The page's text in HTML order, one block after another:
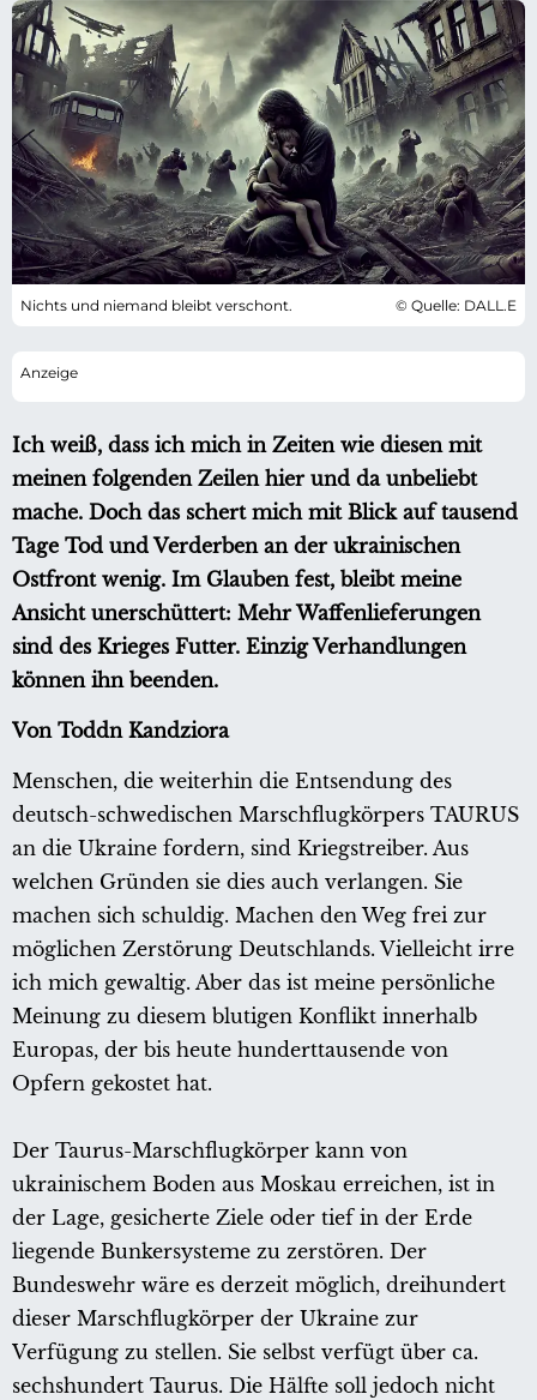
Nichts und niemand bleibt verschont. © Quelle: DALL.E
Ich weiß, dass ich mich in Zeiten wie diesen mit
meinen folgenden Zeilen hier und da unbeliebt
mache. Doch das schert mich mit Blick auf tausend
Tage Tod und Verderben an der ukrainischen
Ostfront wenig. Im Glauben fest, bleibt meine
Ansicht unerschüttert: Mehr Waffenlieferungen
sind des Krieges Futter. Einzig Verhandlungen
können ihn beenden.
Von Toddn Kandziora
Menschen, die weiterhin die Entsendung des
deutsch-schwedischen Marschflugkörpers TAURUS
an die Ukraine fordern, sind Kriegstreiber. Aus
welchen Gründen sie dies auch verlangen. Sie
machen sich schuldig. Machen den Weg frei zur
möglichen Zerstörung Deutschlands. Vielleicht irre
ich mich gewaltig. Aber das ist meine persönliche
Meinung zu diesem blutigen Konflikt innerhalb
Europas, der bis heute hunderttausende von
Opfern gekostet hat.
Der Taurus-Marschflugkörper kann von
ukrainischem Boden aus Moskau erreichen, ist in
der Lage, gesicherte Ziele oder tief in der Erde
liegende Bunkersysteme zu zerstören. Der
Bundeswehr wäre es derzeit möglich, dreihundert
dieser Marschflugkörper der Ukraine zur
Verfügung zu stellen. Sie selbst verfügt über ca.
sechshundert Taurus. Die Hälfte soll jedoch nicht